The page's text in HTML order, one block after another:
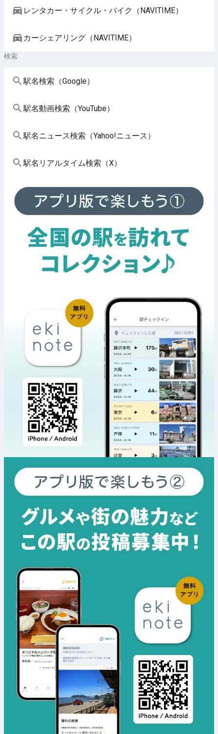
レンタカー・サイクル・バイク（NAVITIME）
カーシェアリング（NAVITIME）
検索
駅名検索（Google）
駅名動画検索（YouTube）
駅名ニュース検索（Yahoo!ニュース）
駅名リアルタイム検索（X）